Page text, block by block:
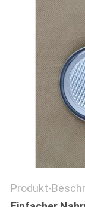
PRIVACY
POLICY
Produkt-